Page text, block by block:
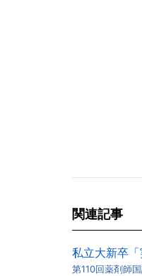
関連記事
私立大新卒
第110回薬剤師